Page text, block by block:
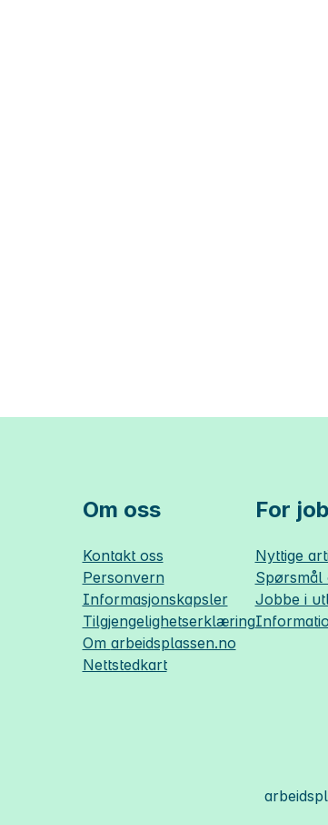
Om oss
Kontakt oss
Personvern
Informasjonskapsler
Tilgjengelighetserklæring
Om arbeidsplassen.no
Nettstedkart
For
Nyttige
Spørsmål
Jobbe i